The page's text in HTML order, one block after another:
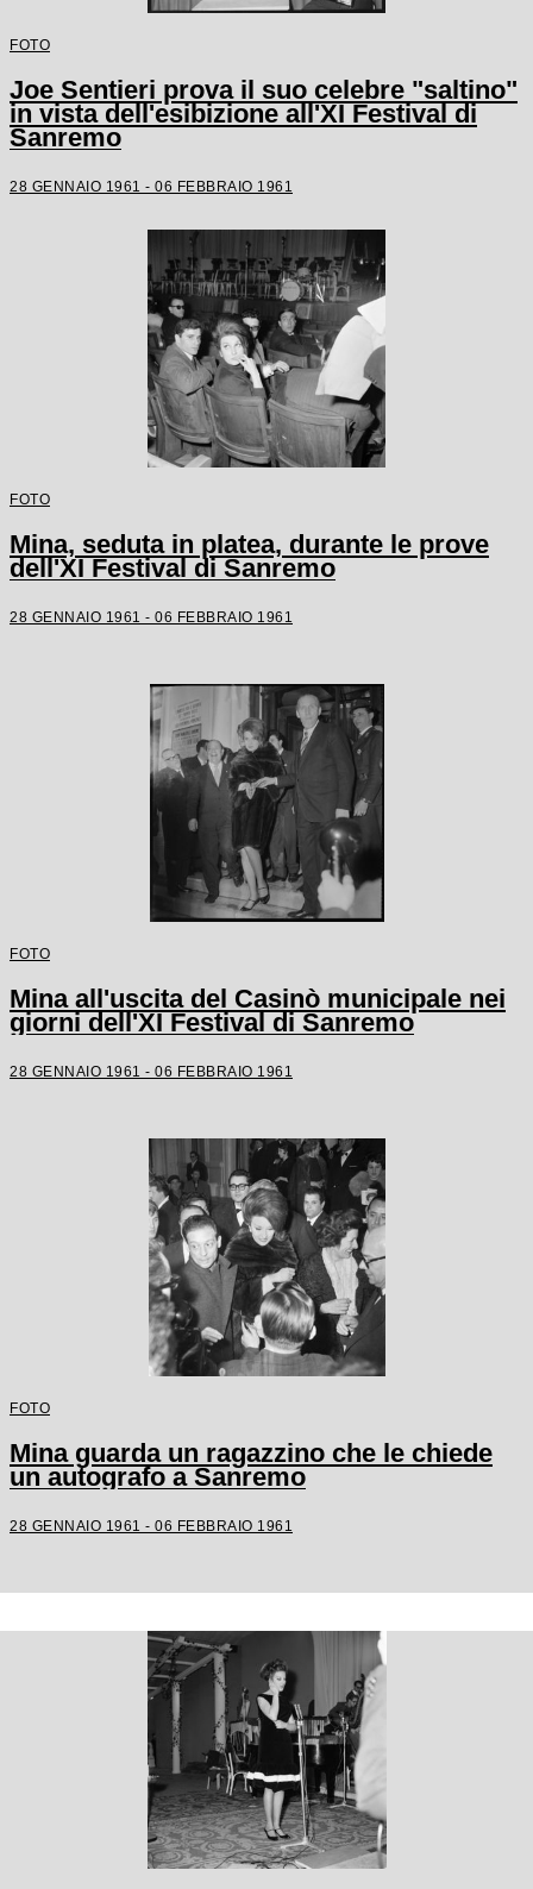
FOTO
Joe Sentieri prova il suo celebre "saltino"
in vista dell'esibizione all'XI Festival di
Sanremo
28 GENNAIO 1961 - 06 FEBBRAIO 1961
FOTO
Mina, seduta in platea, durante le prove
dell'XI Festival di Sanremo
28 GENNAIO 1961 - 06 FEBBRAIO 1961
FOTO
Mina all'uscita del Casinò municipale nei
giorni dell'XI Festival di Sanremo
28 GENNAIO 1961 - 06 FEBBRAIO 1961
FOTO
Mina guarda un ragazzino che le chiede
un autografo a Sanremo
28 GENNAIO 1961 - 06 FEBBRAIO 1961